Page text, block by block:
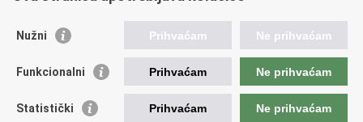
Vlada Republike Hrvatske
Memorijalni centar Domovinskog rata Vukovar
Zaklada hrvatskih branitelja iz Domovinskog rata
Nužni Prihvaćam Ne prihvaćam
Funkcionalni Prihvaćam Ne prihvaćam
Statistički Prihvaćam Ne prihvaćam